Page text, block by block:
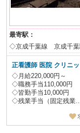
最寄駅：
◇京成千葉線 京成千
正看護師 医院 クリニ
◇月給220,000円～
◇職務手当110,000円
◇皆勤手当10,000円
◇残業手当（固定残業